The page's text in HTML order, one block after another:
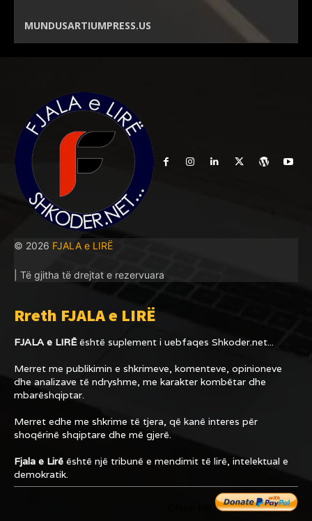
MUNDUSARTIUMPRESS.US
© 2026 FJALA e LIRË
| Të gjitha të drejtat e rezervuara
Rreth FJALA e LIRË
FJALA e LIRËështë suplement i uebfaqes Shkoder.net...
Merret me publikimin e shkrimeve, komenteve, opinioneve
dhe analizave të ndryshme, me karakter kombëtar dhe
mbarëshqiptar.
Merret edhe me shkrime të tjera, që kanë interes për
shoqërinë shqiptare dhe më gjerë.
Fjala e Lirë është një tribunë e mendimit të lirë, intelektual e
demokratik.